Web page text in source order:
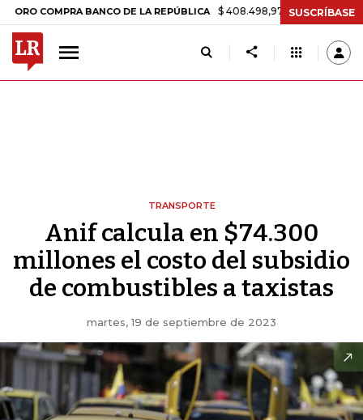
BANCO DE LA REPÚBLICA $ 408.498,97 +$ 8.753,81 +2,19%
SUSCRÍBASE
TRANSPORTE
Anif calcula en $74.300
millones el costo del subsidio
de combustibles a taxistas
martes, 19 de septiembre de 2023